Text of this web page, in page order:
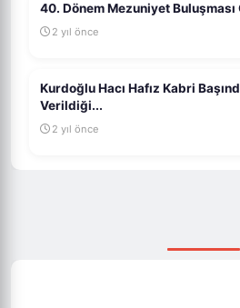
40. Dönem Mezuniyet
2 yıl önce
Kurdoğlu Hacı Hafız Kabri
Verildiği...
2 yıl önce